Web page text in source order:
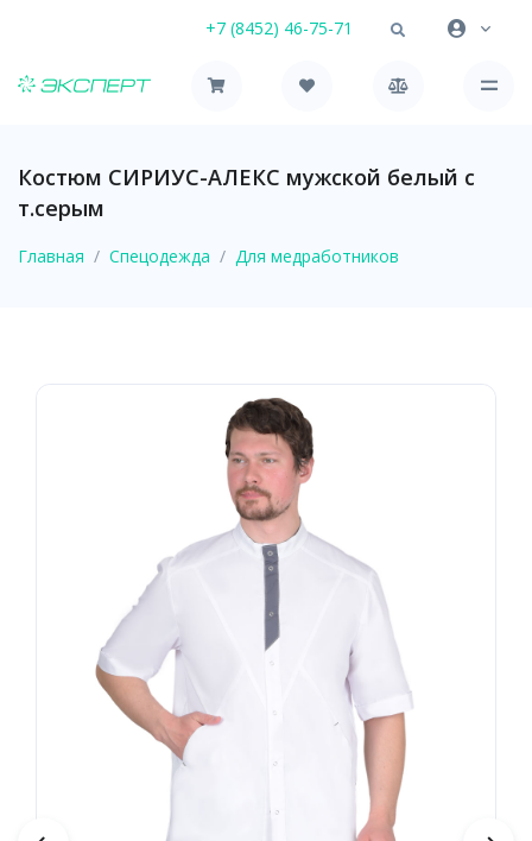
+7 (8452) 46-75-71
Костюм СИРИУС-АЛЕКС мужской белый с
т.серым
Главная Спецодежда Для медработников